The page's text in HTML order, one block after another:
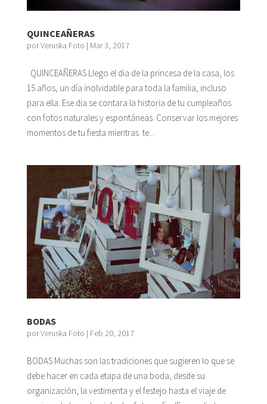
QUINCEAÑERAS
porVeruska Foto | Mar 3, 2017
QUINCEAÑERAS Llego el dia de la princesa de la casa, los
15 años, un día inolvidable para toda la familia, incluso
para ella. Ese dia se contara la historia de tu cumpleaños
con fotos naturales y espontáneas. Conservar los mejores
momentos de tu fiesta mientras te...
BODAS
porVeruska Foto | Feb 20, 2017
BODAS Muchas son las tradiciones que sugieren lo que se
debe hacer en cada etapa de una boda, desde su
organización, la vestimenta y el festejo hasta el viaje de